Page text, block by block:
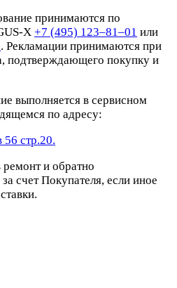
принимаются по
X +7 (495) 123–81–01 или
. Рекламации принимаются при
подтверждающего покупку и
выполняется в сервисном
по адресу:
56 стр.20.
и обратно
счет Покупателя, если иное